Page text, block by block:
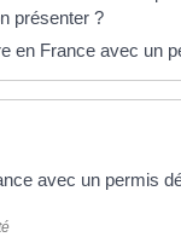
présenter ?
en France avec un
avec un permis